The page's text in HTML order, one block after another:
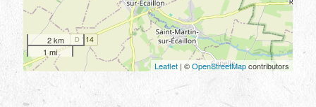
2 km
1 mi
Leaflet | ©OpenStreetMapcontributors